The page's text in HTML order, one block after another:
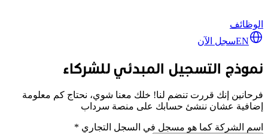
الوظائف
ENسجل الآن
نموذج التسجيل المبدئي للشركاء
فرحانين إنك قررت تنضم لنا! خلك معنا شوي، نحتاج كم معلومة
إضافية عشان ننشئ حسابك على منصة سرداب
اسم الشركة كما هو مسجل في السجل التجاري *